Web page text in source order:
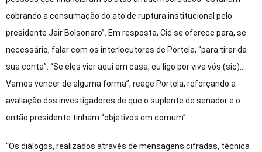
cobrando a consumação do ato de ruptura institucional pelo
presidente Jair Bolsonaro”. Em resposta, Cid se oferece para, se
necessário, falar com os interlocutores de Portela, “para tirar da
sua conta”. “Se eles vier aqui em casa, eu ligo por viva vós (sic)…
Vamos vencer de alguma forma”, reage Portela, reforçando a
avaliação dos investigadores de que o suplente de senador e o
então presidente tinham “objetivos em comum”.
“Os diálogos, realizados através de mensagens cifradas, técnica